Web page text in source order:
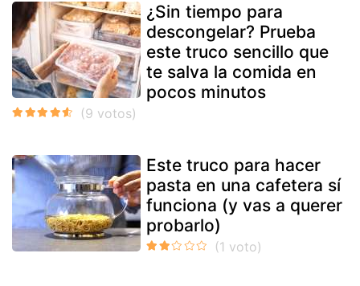
¿Sin tiempo para
descongelar? Prueba
este truco sencillo que
te salva la comida en
pocos minutos
Este truco para hacer
pasta en una cafetera sí
funciona (y vas a querer
probarlo)